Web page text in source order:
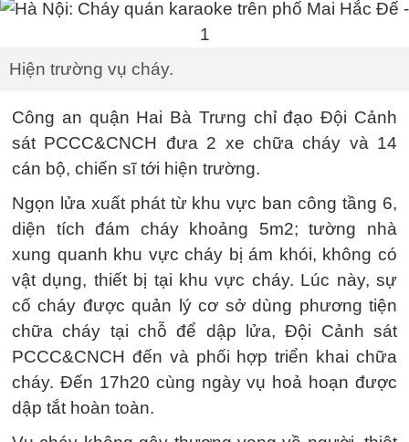
Hiện trường vụ cháy.
Công an quận Hai Bà Trưng chỉ đạo Đội Cảnh
sát PCCC&CNCH đưa 2 xe chữa cháy và 14
cán bộ, chiến sĩ tới hiện trường.
Ngọn lửa xuất phát từ khu vực ban công tầng 6,
diện tích đám cháy khoảng 5m2; tường nhà
xung quanh khu vực cháy bị ám khói, không có
vật dụng, thiết bị tại khu vực cháy. Lúc này, sự
cố cháy được quản lý cơ sở dùng phương tiện
chữa cháy tại chỗ để dập lửa, Đội Cảnh sát
PCCC&CNCH đến và phối hợp triển khai chữa
cháy. Đến 17h20 cùng ngày vụ hoả hoạn được
dập tắt hoàn toàn.